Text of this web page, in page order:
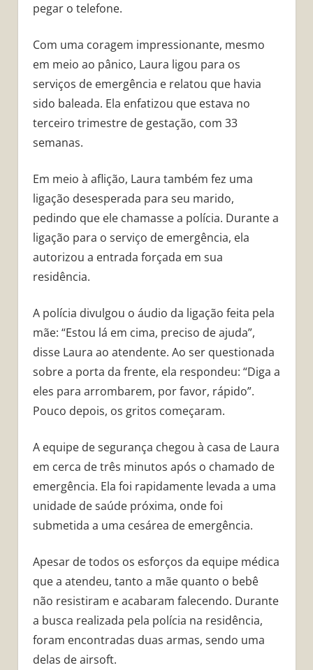
pegar o telefone.
Com uma coragem impressionante, mesmo
em meio ao pânico, Laura ligou para os
serviços de emergência e relatou que havia
sido baleada. Ela enfatizou que estava no
terceiro trimestre de gestação, com 33
semanas.
Em meio à aflição, Laura também fez uma
ligação desesperada para seu marido,
pedindo que ele chamasse a polícia. Durante a
ligação para o serviço de emergência, ela
autorizou a entrada forçada em sua
residência.
A polícia divulgou o áudio da ligação feita pela
mãe: “Estou lá em cima, preciso de ajuda”,
disse Laura ao atendente. Ao ser questionada
sobre a porta da frente, ela respondeu: “Diga a
eles para arrombarem, por favor, rápido”.
Pouco depois, os gritos começaram.
A equipe de segurança chegou à casa de Laura
em cerca de três minutos após o chamado de
emergência. Ela foi rapidamente levada a uma
unidade de saúde próxima, onde foi
submetida a uma cesárea de emergência.
Apesar de todos os esforços da equipe médica
que a atendeu, tanto a mãe quanto o bebê
não resistiram e acabaram falecendo. Durante
a busca realizada pela polícia na residência,
foram encontradas duas armas, sendo uma
delas de airsoft.